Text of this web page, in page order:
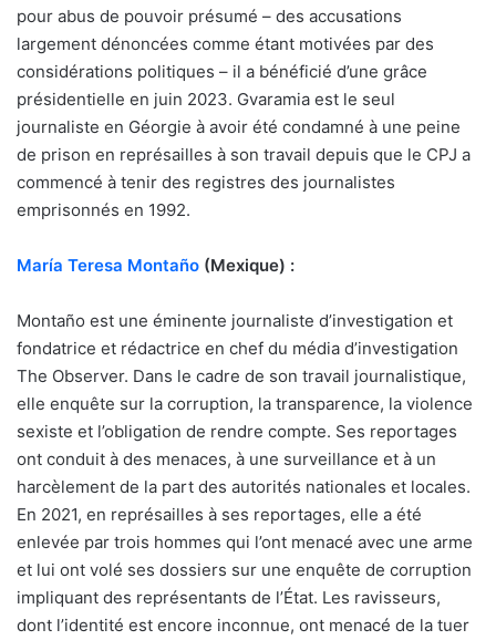
pour abus de pouvoir présumé – des accusations
largement dénoncées comme étant motivées par des
considérations politiques – il a bénéficié d’une grâce
présidentielle en juin 2023. Gvaramia est le seul
journaliste en Géorgie à avoir été condamné à une peine
de prison en représailles à son travail depuis que le CPJ a
commencé à tenir des registres des journalistes
emprisonnés en 1992.
María Teresa Montaño (Mexique) :
Montaño est une éminente journaliste d’investigation et
fondatrice et rédactrice en chef du média d’investigation
The Observer. Dans le cadre de son travail journalistique,
elle enquête sur la corruption, la transparence, la violence
sexiste et l’obligation de rendre compte. Ses reportages
ont conduit à des menaces, à une surveillance et à un
harcèlement de la part des autorités nationales et locales.
En 2021, en représailles à ses reportages, elle a été
enlevée par trois hommes qui l’ont menacé avec une arme
et lui ont volé ses dossiers sur une enquête de corruption
impliquant des représentants de l’État. Les ravisseurs,
dont l’identité est encore inconnue, ont menacé de la tuer